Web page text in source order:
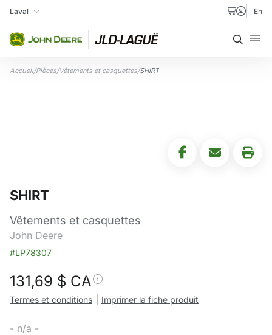
Aller au contenu
Ma succursale
Laval En
Accueil/Pièces/Vêtements et casquettes/SHIRT
SHIRT
Vêtements et casquettes
John Deere
#LP78307
131,69 $ CA
Termes et conditions Imprimer la fiche produit
- n/a -